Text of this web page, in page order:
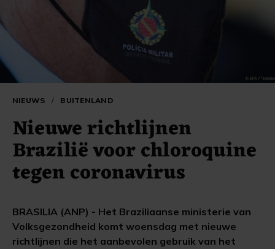
NIEUWS / BUITENLAND
Nieuwe richtlijnen
Brazilië voor chloroquine
tegen coronavirus
BRASILIA (ANP) - Het Braziliaanse ministerie van
Volksgezondheid komt woensdag met nieuwe
richtlijnen die het aanbevolen gebruik van het